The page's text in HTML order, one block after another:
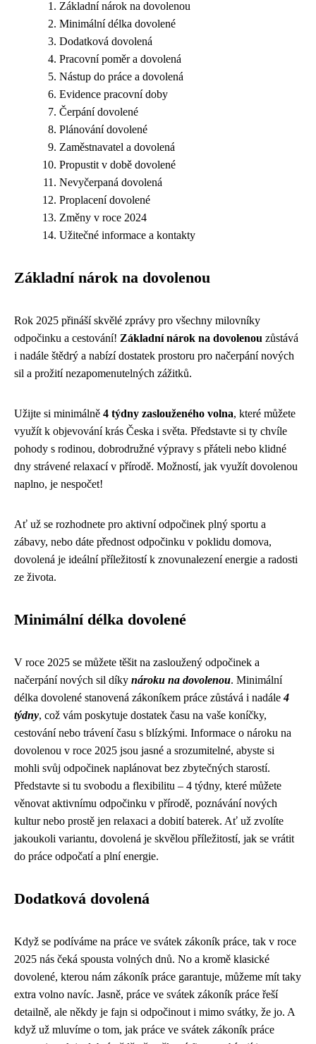
Základní nárok na dovolenou
Minimální délka dovolené
Dodatková dovolená
Pracovní poměr a dovolená
Nástup do práce a dovolená
Evidence pracovní doby
Čerpání dovolené
Plánování dovolené
Zaměstnavatel a dovolená
Propustit v době dovolené
Nevyčerpaná dovolená
Proplacení dovolené
Změny v roce 2024
Užitečné informace a kontakty
Základní nárok na dovolenou
Rok 2025 přináší skvělé zprávy pro všechny milovníky
odpočinku a cestování! Základní nárok na dovolenou zůstává
i nadále štědrý a nabízí dostatek prostoru pro načerpání nových
sil a prožití nezapomenutelných zážitků.
Užijte si minimálně 4 týdny zaslouženého volna, které můžete
využít k objevování krás Česka i světa. Představte si ty chvíle
pohody s rodinou, dobrodružné výpravy s přáteli nebo klidné
dny strávené relaxací v přírodě. Možností, jak využít dovolenou
naplno, je nespočet!
Ať už se rozhodnete pro aktivní odpočinek plný sportu a
zábavy, nebo dáte přednost odpočinku v poklidu domova,
dovolená je ideální příležitostí k znovunalezení energie a radosti
ze života.
Minimální délka dovolené
V roce 2025 se můžete těšit na zasloužený odpočinek a
načerpání nových sil díky nároku na dovolenou. Minimální
délka dovolené stanovená zákoníkem práce zůstává i nadále4
týdny, což vám poskytuje dostatek času na vaše koníčky,
cestování nebo trávení času s blízkými. Informace o nároku na
dovolenou v roce 2025 jsou jasné a srozumitelné, abyste si
mohli svůj odpočinek naplánovat bez zbytečných starostí.
Představte si tu svobodu a flexibilitu – 4 týdny, které můžete
věnovat aktivnímu odpočinku v přírodě, poznávání nových
kultur nebo prostě jen relaxaci a dobití baterek. Ať už zvolíte
jakoukoli variantu, dovolená je skvělou příležitostí, jak se vrátit
do práce odpočatí a plní energie.
Dodatková dovolená
Když se podíváme na práce ve svátek zákoník práce, tak v roce
2025 nás čeká spousta volných dnů. No a kromě klasické
dovolené, kterou nám zákoník práce garantuje, můžeme mít taky
extra volno navíc. Jasně, práce ve svátek zákoník práce řeší
detailně, ale někdy je fajn si odpočinout i mimo svátky, že jo. A
když už mluvíme o tom, jak práce ve svátek zákoník práce